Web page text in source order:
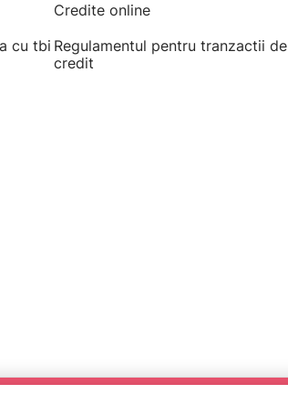
cu tbi
Credite online
Regulamentul pentru tranzactii de
credit